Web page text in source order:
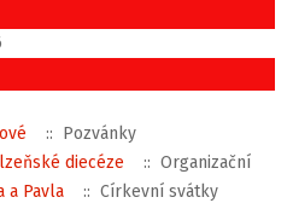
:: Pozvánky
diecéze
:: Organizační
a Pavla
:: Církevní svátky